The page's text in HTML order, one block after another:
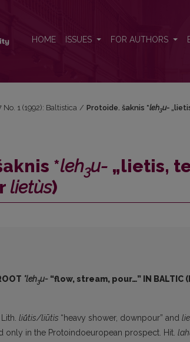
HOME ISSUES FOR AUTHORS
No. 1 (1992): Baltistica / Protoide. šaknis *leh3u-
*leh3u- „lietis,
lietùs)
*leh3u- “flow, stream, pour…” IN BALTIC
liū́tis/liūtìs “heavy shower, downpour” and
only in the Protoindoeuropean prospect. Hit.